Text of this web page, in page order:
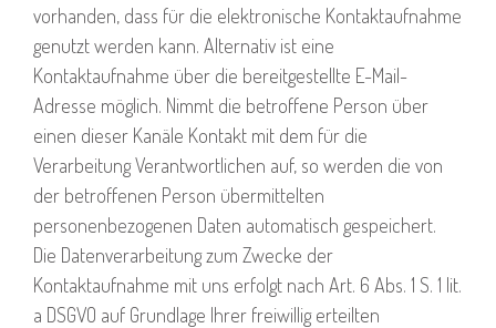
vorhanden, dass für die elektronische Kontaktaufnahme
genutzt werden kann. Alternativ ist eine
Kontaktaufnahme über die bereitgestellte E-Mail-
Adresse möglich. Nimmt die betroffene Person über
einen dieser Kanäle Kontakt mit dem für die
Verarbeitung Verantwortlichen auf, so werden die von
der betroffenen Person übermittelten
personenbezogenen Daten automatisch gespeichert.
Die Datenverarbeitung zum Zwecke der
Kontaktaufnahme mit uns erfolgt nach Art. 6 Abs. 1 S. 1 lit.
a DSGVO auf Grundlage Ihrer freiwillig erteilten